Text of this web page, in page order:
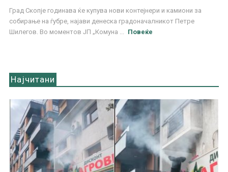
Град Скопје годинава ќе купува нови контејнери и камиони за
собирање на ѓубре, најави денеска градоначалникот Петре
Шилегов. Во моментов ЈП „Комуна ...
Повеќе
Најчитани